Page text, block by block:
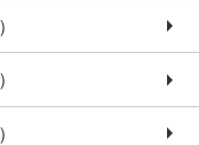
）
）
）